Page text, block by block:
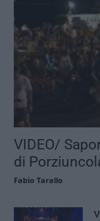
VIDEO/
di
Fabio Tarallo